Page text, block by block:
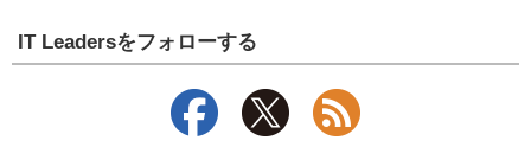
IT Leadersをフォローする